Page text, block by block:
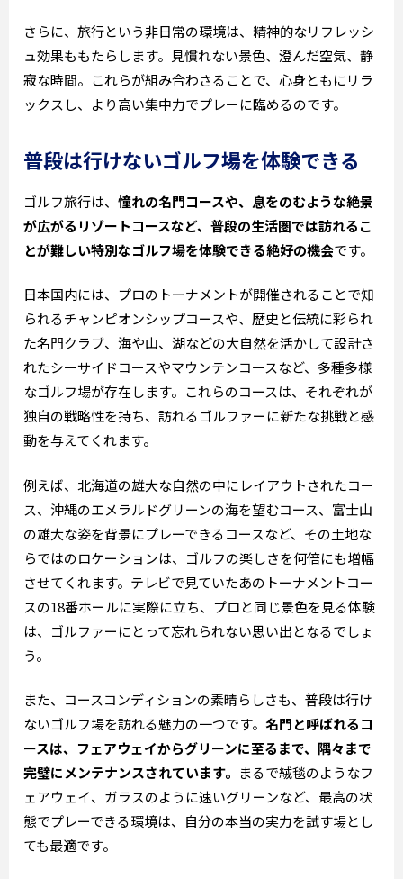
さらに、旅行という非日常の環境は、精神的なリフレッシ
ュ効果ももたらします。見慣れない景色、澄んだ空気、静
寂な時間。これらが組み合わさることで、心身ともにリラ
ックスし、より高い集中力でプレーに臨めるのです。
普段は行けないゴルフ場を体験できる
ゴルフ旅行は、 憧れの名門コースや、息をのむような絶景
が広がるリゾートコースなど、普段の生活圏では訪れるこ
とが難しい特別なゴルフ場を体験できる絶好の機会です。
日本国内には、プロのトーナメントが開催されることで知
られるチャンピオンシップコースや、歴史と伝統に彩られ
た名門クラブ、海や山、湖などの大自然を活かして設計さ
れたシーサイドコースやマウンテンコースなど、多種多様
なゴルフ場が存在します。これらのコースは、それぞれが
独自の戦略性を持ち、訪れるゴルファーに新たな挑戦と感
動を与えてくれます。
例えば、北海道の雄大な自然の中にレイアウトされたコー
ス、沖縄のエメラルドグリーンの海を望むコース、富士山
の雄大な姿を背景にプレーできるコースなど、その土地な
らではのロケーションは、ゴルフの楽しさを何倍にも増幅
させてくれます。テレビで見ていたあのトーナメントコー
スの18番ホールに実際に立ち、プロと同じ景色を見る体験
は、ゴルファーにとって忘れられない思い出となるでしょ
う。
また、コースコンディションの素晴らしさも、普段は行け
ないゴルフ場を訪れる魅力の一つです。 名門と呼ばれるコ
ースは、フェアウェイからグリーンに至るまで、隅々まで
完璧にメンテナンスされています。 まるで絨毯のようなフ
ェアウェイ、ガラスのように速いグリーンなど、最高の状
態でプレーできる環境は、自分の本当の実力を試す場とし
ても最適です。